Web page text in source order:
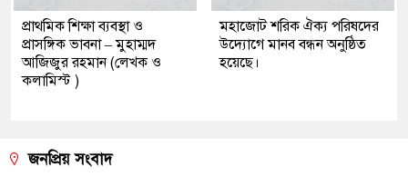
প্রাথমিক শিক্ষা ব্যবস্থা ও
প্রাসঙ্গিক ভাবনা – মুহাম্মদ
আজিজুর রহমান (লেখক ও
কলামিস্ট )
মহাজোট শরিক ঐক্য পরিষদের
উদ্যোগে মানব বন্ধন অনুষ্ঠিত
হয়েছে।
জনপ্রিয় সংবাদ